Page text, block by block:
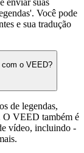
enviar suas
Você pode
e sua tradução
o VEED?
de legendas,
VEED também é
vídeo, incluindo -